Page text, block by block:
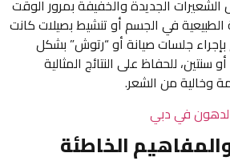
الجديدة والخفيفة بمرور الوقت
الطبيعية في الجسم أو تنشيط بصيلات كانت
بإجراء جلسات صيانة أو “رتوش” بشكل
للحفاظ على النتائج المثالية
وخالية من الشعر.
الدهون في دبي
والمفاهيم الخاطئة